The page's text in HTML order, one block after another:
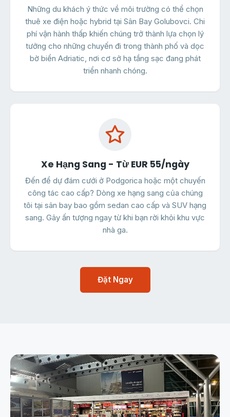
Những du khách ý thức về môi trường có thể chọn
thuê xe điện hoặc hybrid tại Sân Bay Golubovci. Chi
phí vận hành thấp khiến chúng trở thành lựa chọn lý
tưởng cho những chuyến đi trong thành phố và dọc
bờ biển Adriatic, nơi cơ sở hạ tầng sạc đang phát
triển nhanh chóng.
Xe Hạng Sang - Từ EUR 55/ngày
Đến để dự đám cưới ở Podgorica hoặc một chuyến
công tác cao cấp? Dòng xe hạng sang của chúng
tôi tại sân bay bao gồm sedan cao cấp và SUV hạng
sang. Gây ấn tượng ngay từ khi bạn rời khỏi khu vực
nhà ga.
Đặt Ngay